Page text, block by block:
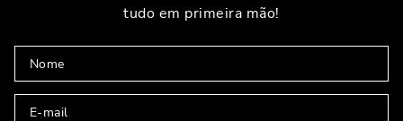
tudo em primeira mão!